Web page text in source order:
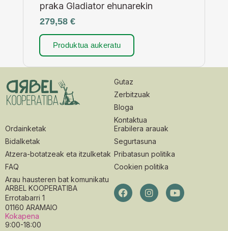
praka Gladiator ehunarekin
279,58 €
Produktua aukeratu
Gutaz
Zerbitzuak
Bloga
Kontaktua
Ordainketak
Bidalketak
Atzera-botatzeak eta itzulketak
FAQ
Arau hausteren bat komunikatu
Erabilera arauak
Segurtasuna
Pribatasun politika
Cookien politika
ARBEL KOOPERATIBA
Errotabarri 1
01160 ARAMAIO
Kokapena
9:00-18:00